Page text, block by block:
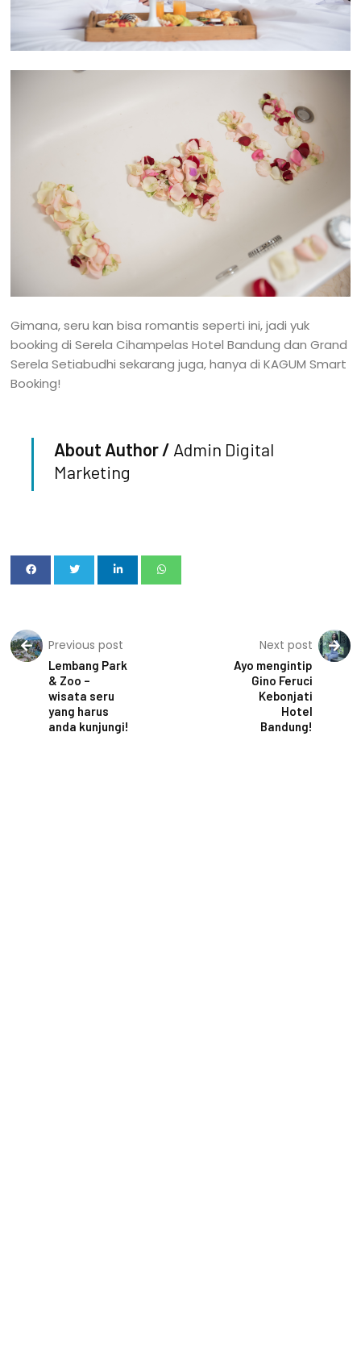
Gimana, seru kan bisa romantis seperti ini, jadi yuk
booking di Serela Cihampelas Hotel Bandung dan Grand
Serela Setiabudhi sekarang juga, hanya di KAGUM Smart
Booking!
About Author / Admin Digital
Marketing
Previous post
Lembang Park
& Zoo –
wisata seru
yang harus
anda kunjungi!
Next post
Ayo mengintip
Gino Feruci
Kebonjati
Hotel
Bandung!